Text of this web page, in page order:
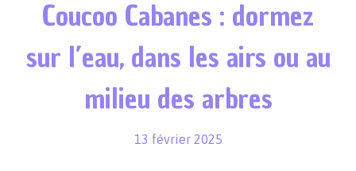
Coucoo Cabanes : dormez
sur l’eau, dans les airs ou au
milieu des arbres
13 février 2025